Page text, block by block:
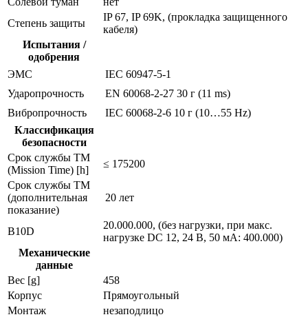
Степень защиты
IP 67, IP 69K, (прокладка защищенного
кабеля)
Испытания /
одобрения
ЭMC
IEC 60947-5-1
Ударопрочность
EN 60068-2-27 30 г (11 ms)
Вибропрочность
IEC 60068-2-6 10 г (10…55 Hz)
Классификация
безопасности
Срок службы TM
(Mission Time) [h]
≤ 175200
Срок службы ТМ
(дополнительная
показание)
20 лет
B10D
20.000.000, (без нагрузки, при макс.
нагрузке DC 12, 24 В, 50 мA: 400.000)
Механические
данные
Вес [g]
458
Корпус
Прямоугольный
Монтаж
незаподлицо